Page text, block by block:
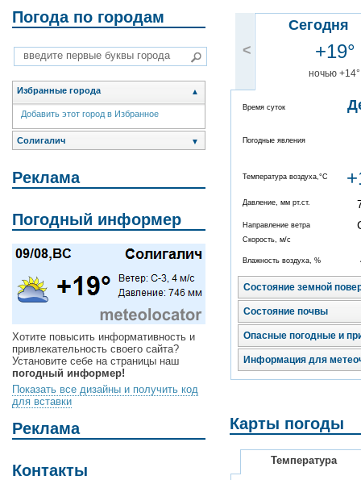
Погода по городам
Избранные города ▲
Добавить этот город в Избранное
Солигалич ▼
Реклама
Погодный информер
Хотите повысить информативность и
привлекательность своего сайта?
Установите себе на страницы наш
погодный информер!
Показать все дизайны и получить код
для вставки
Реклама
Контакты
<
Сегодня
+19°
ночью +14°
Время суток
Погодные явления
Температура воздуха,°C
Давление, мм рт.ст.
Направление ветра
Скорость, м/с
Влажность воздуха, %
Состояние земной
Состояние почвы
Опасные погодные и
Информация для
Карты погоды
Температура